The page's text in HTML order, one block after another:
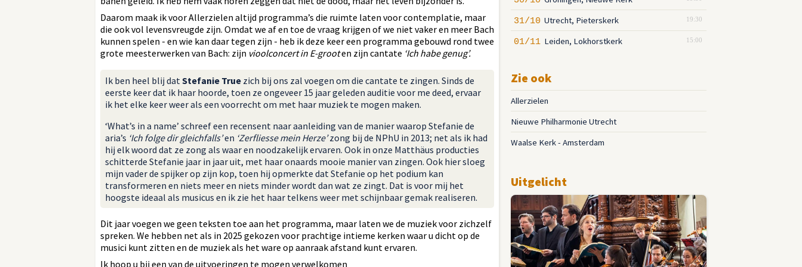
Daarom maak ik voor Allerzielen altijd programma’s die ruimte laten voor contemplatie, maar
die ook vol levensvreugde zijn. Omdat we af en toe de vraag krijgen of we niet vaker en meer Bach
kunnen spelen - en wie kan daar tegen zijn - heb ik deze keer een programma gebouwd rond twee
grote meesterwerken van Bach: zijn vioolconcert in E-grooten zijn cantate ‘Ich habe genug’.
Ik ben heel blij dat Stefanie True zich bij ons zal voegen om die cantate te zingen. Sinds de
eerste keer dat ik haar hoorde, toen ze ongeveer 15 jaar geleden auditie voor me deed, ervaar
ik het elke keer weer als een voorrecht om met haar muziek te mogen maken.
‘What’s in a name’ schreef een recensent naar aanleiding van de manier waarop Stefanie de
aria’s ‘Ich folge dir gleichfalls’en ‘Zerfliesse mein Herze’zong bij de NPhU in 2013; net als ik had
hij elk woord dat ze zong als waar en noodzakelijk ervaren. Ook in onze Matthäus producties
schitterde Stefanie jaar in jaar uit, met haar onaards mooie manier van zingen. Ook hier sloeg
mijn vader de spijker op zijn kop, toen hij opmerkte dat Stefanie op het podium kan
transformeren en niets meer en niets minder wordt dan wat ze zingt. Dat is voor mij het
hoogste ideaal als musicus en ik zie het haar telkens weer met schijnbaar gemak realiseren.
Dit jaar voegen we geen teksten toe aan het programma, maar laten we de muziek voor zichzelf
spreken. We hebben net als in 2025 gekozen voor prachtige intieme kerken waar u dicht op de
musici kunt zitten en de muziek als het ware op aanraak afstand kunt ervaren.
Ik hoop u bij een van de uitvoeringen te mogen verwelkomen
19:30
31/10 Utrecht, Pieterskerk
15:00
01/11 Leiden, Lokhorstkerk
Zie ook
Allerzielen
Nieuwe Philharmonie Utrecht
Waalse Kerk - Amsterdam
Uitgelicht